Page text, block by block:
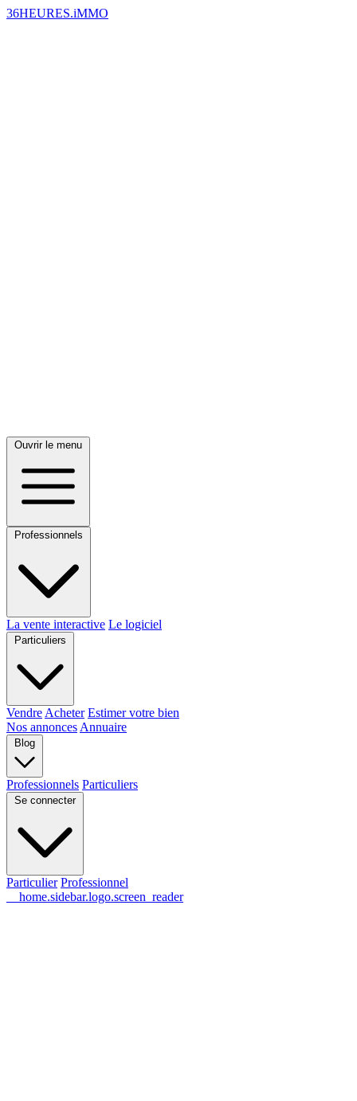
36HEURES.iMMO
Ouvrir le menu
Professionnels
La vente interactive Le logiciel
Particuliers
Vendre Acheter Estimer votre bien
Nos annonces Annuaire
Blog
Professionnels Particuliers
Se connecter
Particulier Professionnel
__home.sidebar.logo.screen_reader